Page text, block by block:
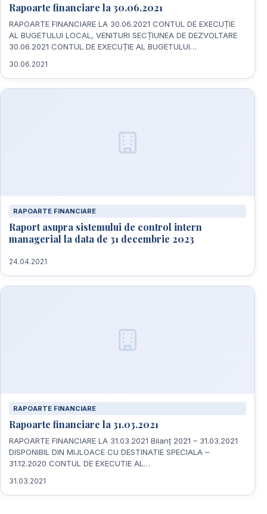
Rapoarte financiare la 30.06.2021
RAPOARTE FINANCIARE LA 30.06.2021 CONTUL DE EXECUȚIE
AL BUGETULUI LOCAL, VENITURI SECȚIUNEA DE DEZVOLTARE
30.06.2021 CONTUL DE EXECUȚIE AL BUGETULUI…
30.06.2021
RAPOARTE FINANCIARE
Raport asupra sistemului de control intern
managerial la data de 31 decembrie 2023
24.04.2021
RAPOARTE FINANCIARE
Rapoarte financiare la 31.03.2021
RAPOARTE FINANCIARE LA 31.03.2021 Bilanț 2021 – 31.03.2021
DISPONIBIL DIN MIJLOACE CU DESTINATIE SPECIALA –
31.12.2020 CONTUL DE EXECUTIE AL…
31.03.2021